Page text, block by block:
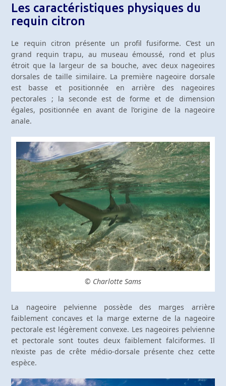
Les caractéristiques physiques du
requin citron
Le requin citron présente un profil fusiforme. C’est un
grand requin trapu, au museau émoussé, rond et plus
étroit que la largeur de sa bouche, avec deux nageoires
dorsales de taille similaire. La première nageoire dorsale
est basse et positionnée en arrière des nageoires
pectorales ; la seconde est de forme et de dimension
égales, positionnée en avant de l’origine de la nageoire
anale.
© Charlotte Sams
La nageoire pelvienne possède des marges arrière
faiblement concaves et la marge externe de la nageoire
pectorale est légèrement convexe. Les nageoires pelvienne
et pectorale sont toutes deux faiblement falciformes. Il
n’existe pas de crête médio-dorsale présente chez cette
espèce.